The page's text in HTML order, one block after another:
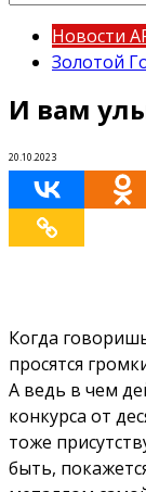
Новости
Золотой
И вам
20.10.2023
Когда
просятся
А ведь в чем
конкурса от
тоже
быть,